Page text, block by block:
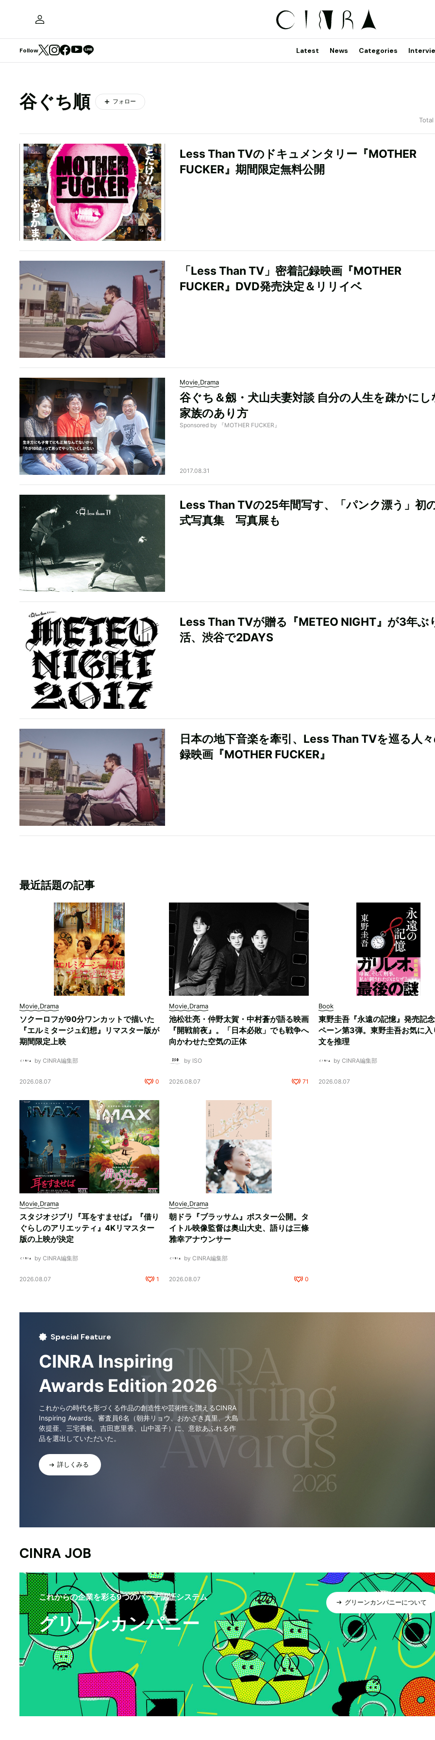
Follow Latest News Categories
谷ぐち順 フォロー
Less Than TVのドキュメンタリー『MOTHER
FUCKER』期間限定無料公開
「Less Than TV」密着記録映画『MOTHER
FUCKER』DVD発売決定＆リリイベ
Movie,Drama
谷ぐち＆劔・犬山夫妻対談 自分の人生を疎かにし
家族のあり方
Sponsored by 『MOTHER FUCKER』
2017.08.31
Less Than TVの25年間写す、「パンク漂う」初
式写真集 写真展も
Less Than TVが贈る『METEO NIGHT』が3年ぶ
活、渋谷で2DAYS
日本の地下音楽を牽引、Less Than TVを巡る人
録映画『MOTHER FUCKER』
最近話題の記事
Movie,Drama
ソクーロフが90分ワンカットで描いた
『エルミタージュ幻想』リマスター版が
期間限定上映
by CINRA編集部
2026.08.07 0
Movie,Drama
池松壮亮・仲野太賀・中村蒼が語る映画
『開戦前夜』。「日本必敗」でも戦争へ
向かわせた空気の正体
by ISO
2026.08.07 71
Book
東野圭吾『永遠の記憶』発売記
ペーン第3弾。東野圭吾お気に入
文を推理
by CINRA編集部
2026.08.07
Movie,Drama
スタジオジブリ『耳をすませば』『借り
ぐらしのアリエッティ』4Kリマスター
版の上映が決定
by CINRA編集部
2026.08.07 1
Movie,Drama
朝ドラ『ブラッサム』ポスター公開。タ
イトル映像監督は奥山大史、語りは三條
雅幸アナウンサー
by CINRA編集部
2026.08.07 0
Special Feature
CINRA Inspiring
Awards Edition 2026
これからの時代を形づくる作品の創造性や芸術性を讃えるCINRA
Inspiring Awards。審査員6名（朝井リョウ、おかざき真里、大島
依提亜、三宅香帆、吉田恵里香、山中遥子）に、意欲あふれる作
品を選出していただいた。
詳しくみる
CINRA JOB
これからの企業を彩る9つのバッヂ認証システム
グリーンカンパニー
グリーンカンパニーについて